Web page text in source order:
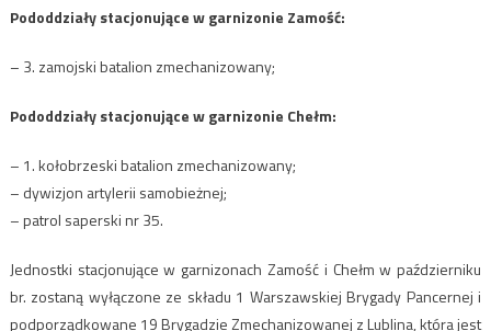
Pododdziały stacjonujące w garnizonie Zamość:
– 3. zamojski batalion zmechanizowany;
Pododdziały stacjonujące w garnizonie Chełm:
– 1. kołobrzeski batalion zmechanizowany;
– dywizjon artylerii samobieżnej;
– patrol saperski nr 35.
Jednostki stacjonujące w garnizonach Zamość i Chełm w październiku
br. zostaną wyłączone ze składu 1 Warszawskiej Brygady Pancernej i
podporządkowane 19 Brygadzie Zmechanizowanej z Lublina, która jest